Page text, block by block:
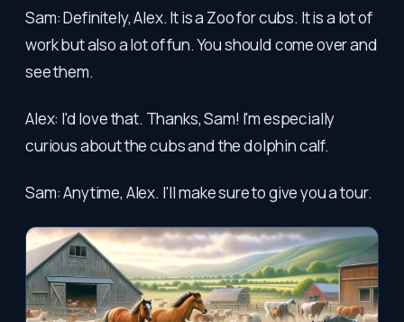
Sam: Definitely, Alex. It is a Zoo for cubs. It is a lot of
work but also a lot of fun. You should come over and
see them.
Alex: I'd love that. Thanks, Sam! I'm especially
curious about the cubs and the dolphin calf.
Sam: Anytime, Alex. I'll make sure to give you a tour.